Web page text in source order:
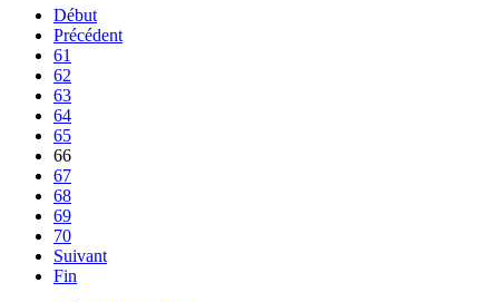
Début
Précédent
61
62
63
64
65
66
67
68
69
70
Suivant
Fin